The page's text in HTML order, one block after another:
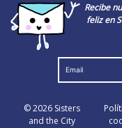
Recibe
feliz en
© 2026 Sisters
and the City